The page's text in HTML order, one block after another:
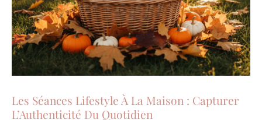
Les Séances Lifestyle À La Maison : Capturer
L’Authenticité Du Quotidien